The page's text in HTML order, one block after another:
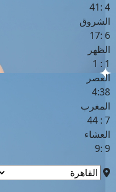
4 :41
الشروق
6 :17
الظهر
1 : 1
العصر
4:38
المغرب
7 : 44
العشاء
9 :9